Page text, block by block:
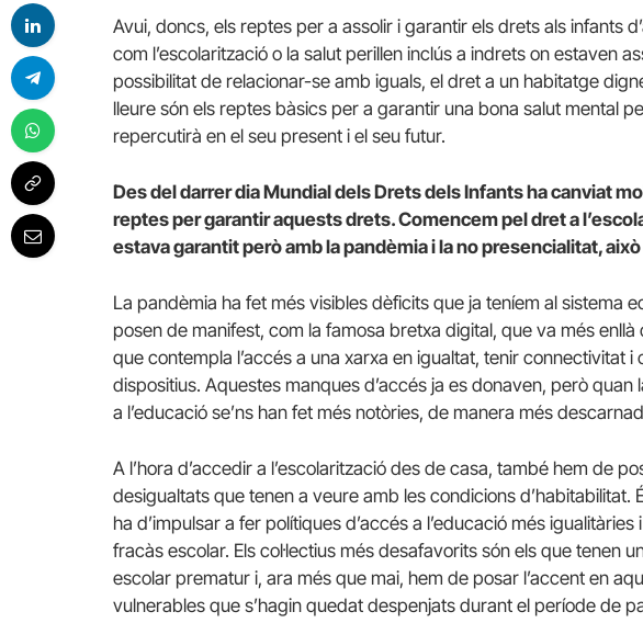
Avui, doncs, els reptes per a assolir i garantir els drets als infants
com l’escolarització o la salut perillen inclús a indrets on estaven
possibilitat de relacionar-se amb iguals, el dret a un habitatge
lleure són els reptes bàsics per a garantir una bona salut mental
repercutirà en el seu present i el seu futur.
Des del darrer dia Mundial dels Drets dels Infants ha canviat
reptes per garantir aquests drets. Comencem pel dret a
estava garantit però amb la pandèmia i la no presencialitat,
La pandèmia ha fet més visibles dèficits que ja teníem al sistema
posen de manifest, com la famosa bretxa digital, que va més enllà
que contempla l’accés a una xarxa en igualtat, tenir connectivitat
dispositius. Aquestes manques d’accés ja es donaven, però quan
a l’educació se’ns han fet més notòries, de manera més
A l’hora d’accedir a l’escolarització des de casa, també hem de
desigualtats que tenen a veure amb les condicions d’habitabilitat.
ha d’impulsar a fer polítiques d’accés a l’educació més
fracàs escolar. Els col·lectius més desafavorits són els que tenen
escolar prematur i, ara més que mai, hem de posar l’accent en
vulnerables que s’hagin quedat despenjats durant el període de